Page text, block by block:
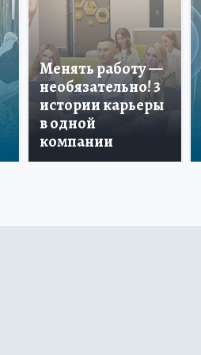
Менять работу —
необязательно! 3
истории карьеры
в одной
компании